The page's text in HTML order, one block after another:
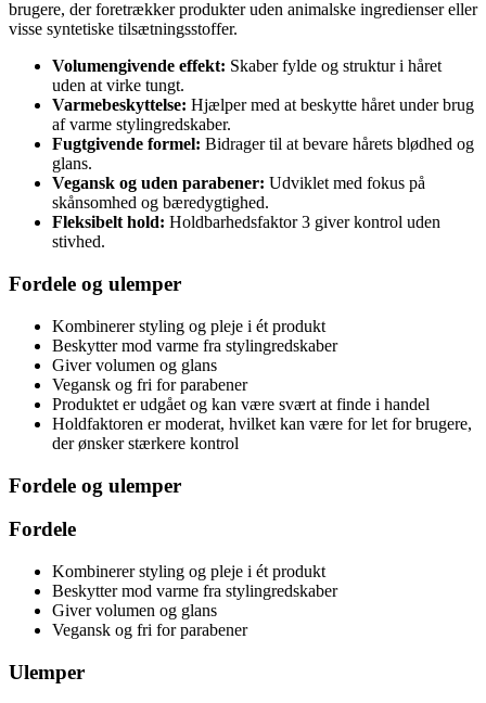
brugere, der foretrækker produkter uden animalske ingredienser eller
visse syntetiske tilsætningsstoffer.
Volumengivende effekt: Skaber fylde og struktur i håret
uden at virke tungt.
Varmebeskyttelse: Hjælper med at beskytte håret under brug
af varme stylingredskaber.
Fugtgivende formel: Bidrager til at bevare hårets blødhed og
glans.
Vegansk og uden parabener: Udviklet med fokus på
skånsomhed og bæredygtighed.
Fleksibelt hold: Holdbarhedsfaktor 3 giver kontrol uden
stivhed.
Fordele og ulemper
Kombinerer styling og pleje i ét produkt
Beskytter mod varme fra stylingredskaber
Giver volumen og glans
Vegansk og fri for parabener
Produktet er udgået og kan være svært at finde i handel
Holdfaktoren er moderat, hvilket kan være for let for brugere,
der ønsker stærkere kontrol
Fordele og ulemper
Fordele
Kombinerer styling og pleje i ét produkt
Beskytter mod varme fra stylingredskaber
Giver volumen og glans
Vegansk og fri for parabener
Ulemper